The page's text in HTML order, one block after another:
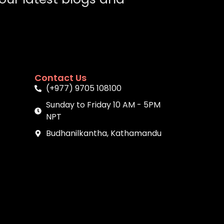
Contact Us
(+977) 9705 108100
Sunday to Friday 10 AM - 5PM
NPT
Budhanilkantha, Kathamandu